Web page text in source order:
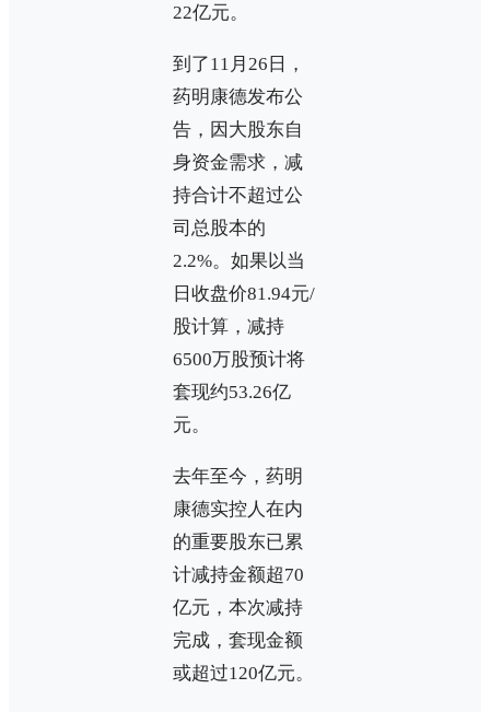
22亿元。
到了11月26日，
药明康德发布公
告，因大股东自
身资金需求，减
持合计不超过公
司总股本的
2.2%。如果以当
日收盘价81.94元/
股计算，减持
6500万股预计将
套现约53.26亿
元。
去年至今，药明
康德实控人在内
的重要股东已累
计减持金额超70
亿元，本次减持
完成，套现金额
或超过120亿元。